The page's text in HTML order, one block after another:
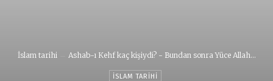
İslam tarihi Ashab-ı Kehf kaç kişiydi? - Bundan sonra Yüce Allah...
İSLAM TARIHI